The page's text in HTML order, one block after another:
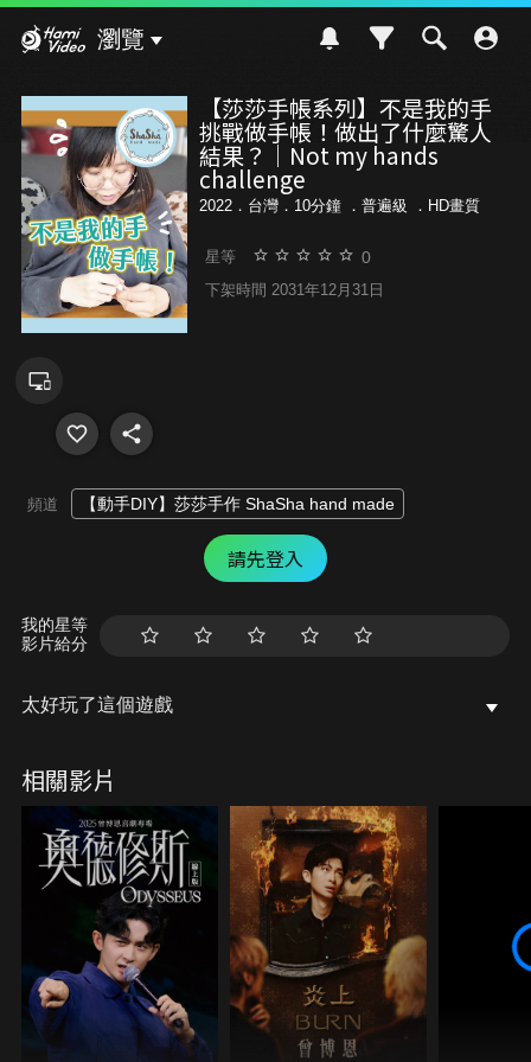
瀏覽
【莎莎手帳系列】不是我的手
挑戰做手帳！做出了什麼驚人
結果？｜Not my hands
challenge
2022．台灣．10分鐘 ． 普遍級 ．HD畫質
星等 0
下架時間 2031年12月31日
頻道 【動手DIY】莎莎手作 ShaSha hand made
請先登入
我的星等
影片給分
太好玩了這個遊戲
相關影片